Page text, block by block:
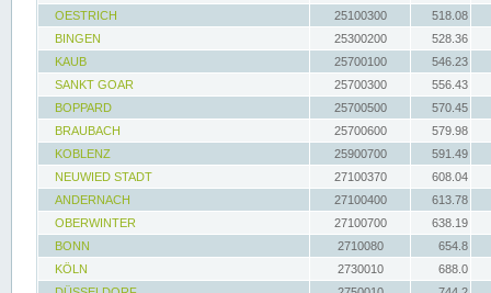
OESTRICH
25100300
518.08
BINGEN
25300200
528.36
KAUB
25700100
546.23
SANKT GOAR
25700300
556.43
BOPPARD
25700500
570.45
BRAUBACH
25700600
579.98
KOBLENZ
25900700
591.49
NEUWIED STADT
27100370
608.04
ANDERNACH
27100400
613.78
OBERWINTER
27100700
638.19
BONN
2710080
654.8
KÖLN
2730010
688.0